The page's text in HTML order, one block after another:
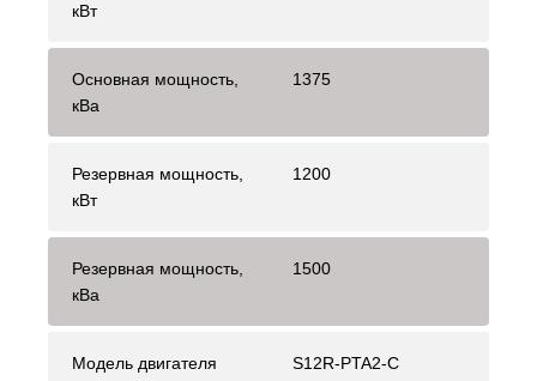
кВт
Основная мощность,
кВа
1375
Резервная мощность,
кВт
1200
Резервная мощность,
кВа
1500
Модель двигателя S12R-PTA2-C